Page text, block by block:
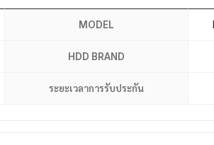
MODEL
HDD BRAND
ระยะเวลาการรับประกัน